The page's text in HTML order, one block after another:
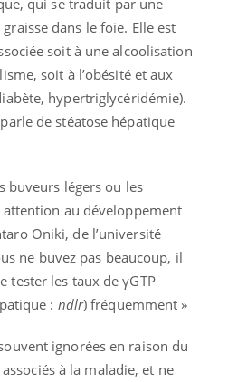
qui se traduit par une
dans le foie. Elle est
soit à une alcoolisation
soit à l’obésité et aux
hypertriglycéridémie).
de stéatose hépatique
buveurs légers ou les
au développement
Oniki, de l’université
ne buvez pas beaucoup, il
tester les taux de γGTP
: ndlr) fréquemment »
ignorées en raison du
à la maladie, et ne